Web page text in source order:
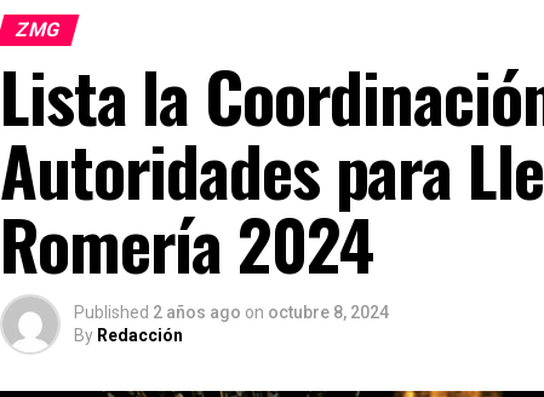
ZMG
Lista la
Autoridades para
Romería 2024
Published 2 años ago on octubre 8, 2024
By Redacción